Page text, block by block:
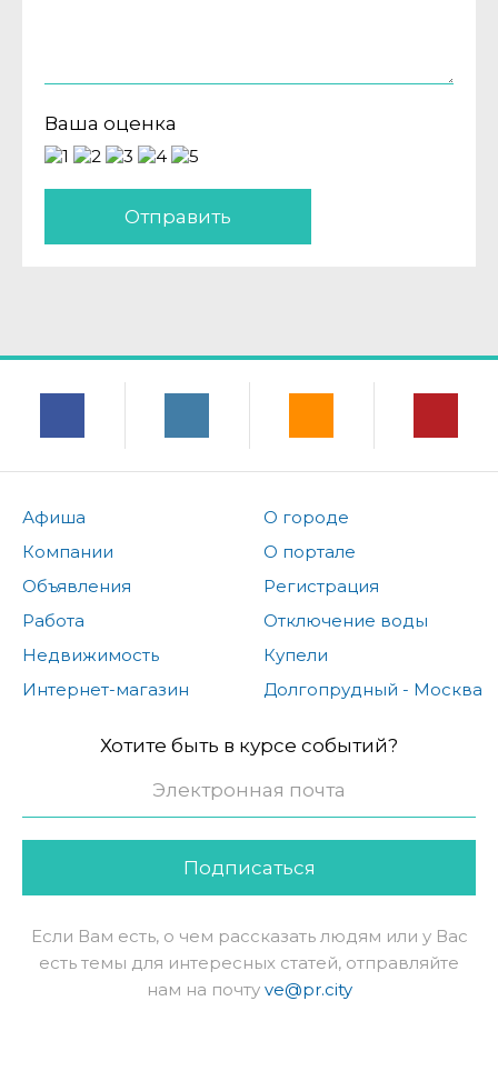
Ваша оценка
Отправить
Афиша
Компании
Объявления
Работа
Недвижимость
Интернет-магазин
О городе
О портале
Регистрация
Отключение воды
Купели
Долгопрудный - Москва
Хотите быть в курсе событий?
Подписаться
Если Вам есть, о чем рассказать людям или у Вас
есть темы для интересных статей, отправляйте
нам на почту ve@pr.city